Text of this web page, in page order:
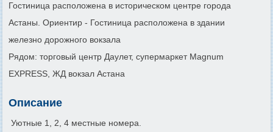
Гостиница расположена в историческом центре города
Астаны. Ориентир - Гостиница расположена в здании
железно дорожного вокзала
Рядом: торговый центр Даулет, супермаркет Magnum
EXPRESS, ЖД вокзал Астана
Описание
Уютные 1, 2, 4 местные номера.